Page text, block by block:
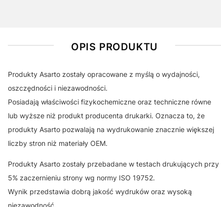
OPIS PRODUKTU
Produkty Asarto zostały opracowane z myślą o wydajności,
oszczędności i niezawodności.
Posiadają właściwości fizykochemiczne oraz techniczne równe
lub wyższe niż produkt producenta drukarki. Oznacza to, że
produkty Asarto pozwalają na wydrukowanie znacznie większej
liczby stron niż materiały OEM.
Produkty Asarto zostały przebadane w testach drukujących przy
5% zaczernieniu strony wg normy ISO 19752.
Wynik przedstawia dobrą jakość wydruków oraz wysoką
niezawodność.